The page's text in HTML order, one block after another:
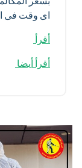
اى وقت فى
أقرأ
أقرأ أيضا